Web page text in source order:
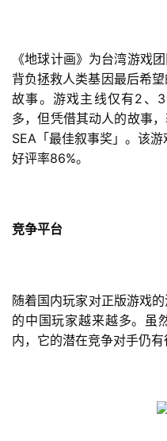
《地球计画》为台湾游戏团
背负拯救人类基因最后希
故事。游戏主线仅有2 、 3
多，但凭借其动人的故事
SEA 「最佳叙事奖」。该
好评率86%。
竞争平台
随着国内玩家对正版游戏
的中国玩家越来越多。虽
内，它的潜在竞争对手仍有